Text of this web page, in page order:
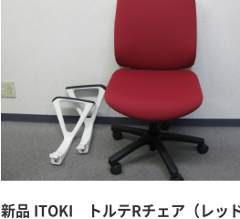
新品 ITOKI トルテRチェア（レッド